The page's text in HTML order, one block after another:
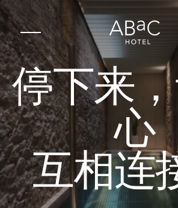
酒店
住宿
舒适景观房
舒适露台景观房
豪华景观房
停下来
心
互相连